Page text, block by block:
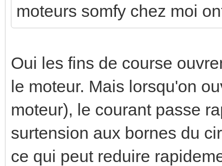
moteurs somfy chez moi
Oui les fins de course
le moteur. Mais lorsqu'on
moteur), le courant passe
surtension aux bornes du
ce qui peut reduire